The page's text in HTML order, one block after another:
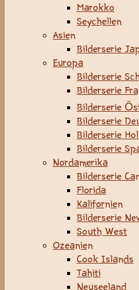
Marokko
Seychellen
Asien
Bilderserie
Europa
Bilderserie
Bilderserie
Bilderserie
Bilderserie
Bilderserie
Bilderserie
Nordamerika
Bilderserie
Florida
Kalifornien
Bilderserie
South West
Ozeanien
Cook Islands
Tahiti
Neuseeland